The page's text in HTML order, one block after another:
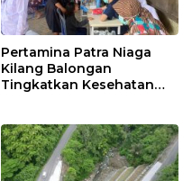
Pertamina Patra Niaga
Kilang Balongan
Tingkatkan Kesehatan
Rutin dan Edukasi
Perawatan Gigi